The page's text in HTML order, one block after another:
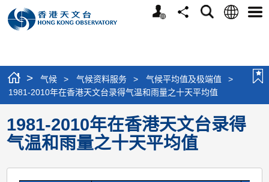
个
分
搜
语
选
> 气候 > 气候资料服务 > 气候平均值及极端值
>
1981-2010年在香港天文台录得气温和雨量之十天平均值
1981-2010年在香港天文台录得
气温和雨量之十天平均值